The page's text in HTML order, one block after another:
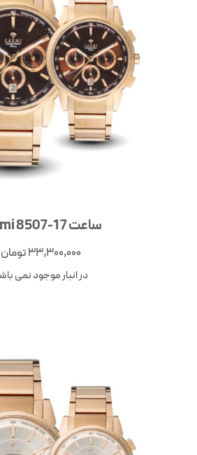
ساعت Laxmi 8507-17
33,300,000تومان
در انبار موجود نمی باشد